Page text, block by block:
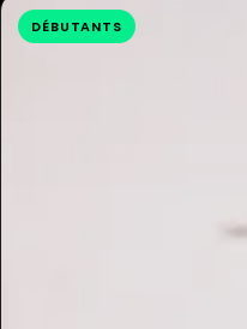
DÉBUTANTS